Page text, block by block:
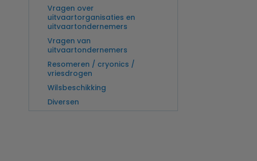
Vragen over
uitvaartorganisaties en
uitvaartondernemers
Vragen van
uitvaartondernemers
Resomeren / cryonics /
vriesdrogen
Wilsbeschikking
Diversen